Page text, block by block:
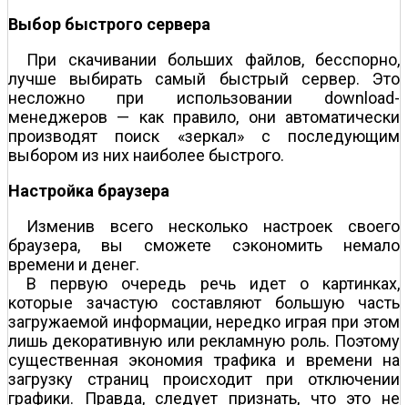
Выбор быстрого сервера
При скачивании больших файлов, бесспорно,
лучше выбирать самый быстрый сервер. Это
несложно при использовании download-
менеджеров — как правило, они автоматически
производят поиск «зеркал» с последующим
выбором из них наиболее быстрого.
Настройка браузера
Изменив всего несколько настроек своего
браузера, вы сможете сэкономить немало
времени и денег.
В первую очередь речь идет о картинках,
которые зачастую составляют большую часть
загружаемой информации, нередко играя при этом
лишь декоративную или рекламную роль. Поэтому
существенная экономия трафика и времени на
загрузку страниц происходит при отключении
графики. Правда, следует признать, что это не